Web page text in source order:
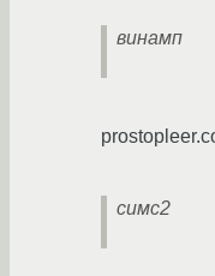
винамп
симс2